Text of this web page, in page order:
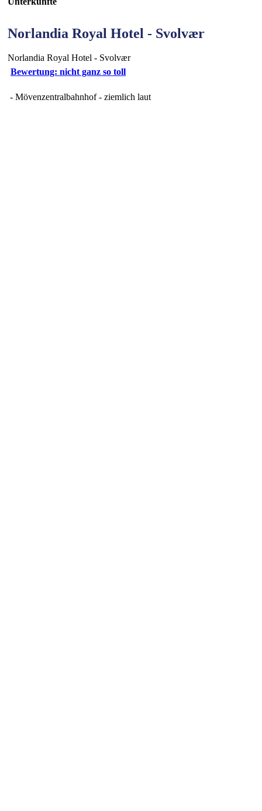
Norlandia Royal Hotel - Svolvær
Norlandia Royal Hotel - Svolvær
Bewertung: nicht ganz so toll
- Mövenzentralbahnhof - ziemlich laut